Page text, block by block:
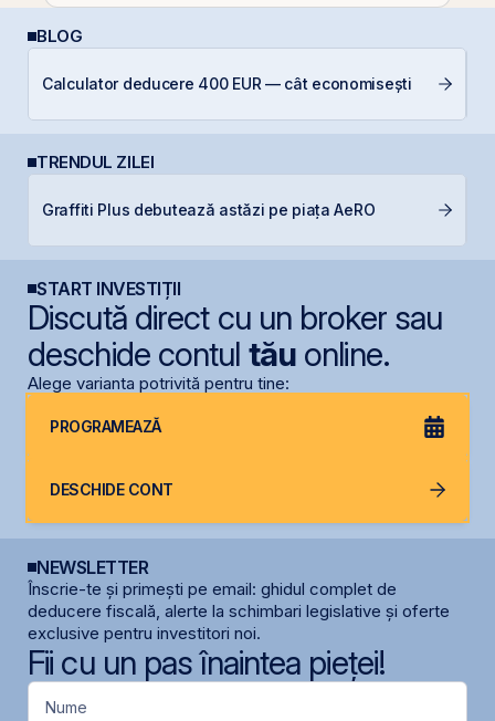
BLOG
Calculator deducere 400 EUR — cât economisești
TRENDUL ZILEI
Graffiti Plus debutează astăzi pe piața AeRO
START INVESTIȚII
Discută direct cu un broker sau
deschide contul tăuonline.
Alege varianta potrivită pentru tine:
PROGRAMEAZĂ
DESCHIDE CONT
NEWSLETTER
Înscrie-te și primești pe email: ghidul complet de
deducere fiscală, alerte la schimbari legislative și oferte
exclusive pentru investitori noi.
Fii cu un pas înaintea pieței!
Nume